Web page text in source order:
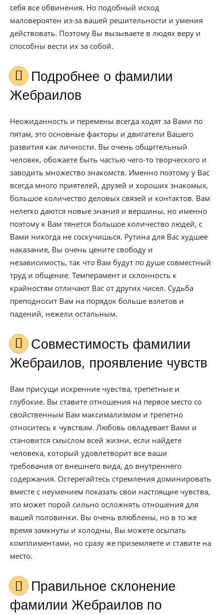
себя все обвинения. Но подобный исход
маловероятен из-за вашей решительности и умения
действовать. Поэтому Вы вызываете в людях веру и
способны вести их за собой.
Подробнее о фамилии
Жебраилов
Неожиданность и перемены всегда ходят за Вами по
пятам, это основные факторы и двигатели Вашего
развития как личности. Вы очень общительный
человек, обожаете быть частью чего-то творческого и
заводить множество знакомств. Именно поэтому у Вас
всегда много приятелей, друзей и хороших знакомых,
большое количество деловых связей и контактов. Вам
нелегко даются новые знания и вершины, но именно
поэтому к Вам тянется большое количество людей, с
Вами никогда не соскучишься. Рутина для Вас худшее
наказание, Вы очень цените свободу и
независимость, так что Вам будут по душе совместный
труд и общение. Темперамент и склонность к
крайностям отличают Вас от других чисел. Судьба
преподносит Вам на порядок больше взлетов и
падений, нежели остальным.
Совместимость фамилии
Жебраилов, проявление чувств
Вам присущи искренние чувства, трепетные и
глубокие. Вы ставите отношения на первое место со
свойственным Вам максимализмом и трепетно
относитесь к чувствам. Любовь овладевает Вами и
становится смыслом всей жизни, если найдете
человека, который удовлетворит все ваши
требования от внешнего вида, до внутреннего
содержания. Остерегайтесь стремления доминировать
вместе с неумением показать свои настоящие чувства,
это может порой сильно осложнять отношения для
вашей половинки. Вы очень влюблены, но в то же
время замкнуты и холодны, Вы можете осыпать
комплиментами, но сразу же приземляете и ставите на
место.
Правильное склонение
фамилии Жебраилов по